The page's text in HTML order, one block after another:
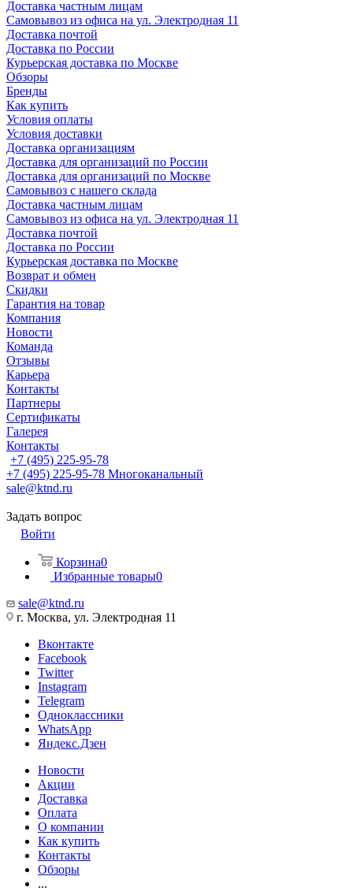
Доставка частным лицам
Самовывоз из офиса на ул. Электродная 11
Доставка почтой
Доставка по России
Курьерская доставка по Москве
Обзоры
Бренды
Как купить
Условия оплаты
Условия доставки
Доставка организациям
Доставка для организаций по России
Доставка для организаций по Москве
Самовывоз с нашего склада
Доставка частным лицам
Самовывоз из офиса на ул. Электродная 11
Доставка почтой
Доставка по России
Курьерская доставка по Москве
Возврат и обмен
Скидки
Гарантия на товар
Компания
Новости
Команда
Отзывы
Карьера
Контакты
Партнеры
Сертификаты
Галерея
Контакты
+7 (495) 225-95-78
+7 (495) 225-95-78 Многоканальный
sale@ktnd.ru
Задать вопрос
Войти
Корзина0
Избранные товары0
sale@ktnd.ru
г. Москва, ул. Электродная 11
Вконтакте
Facebook
Twitter
Instagram
Telegram
Одноклассники
WhatsApp
Яндекс.Дзен
Новости
Акции
Доставка
Оплата
О компании
Как купить
Контакты
Обзоры
...